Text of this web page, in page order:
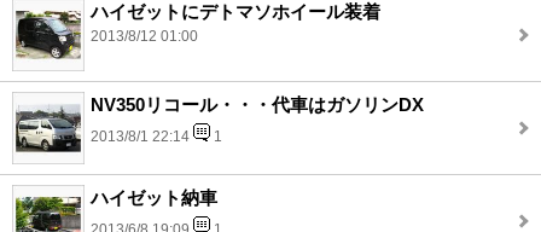
ハイゼットにデトマソホイール装着
2013/8/12 01:00
NV350リコール・・・代車はガソリンDX
2013/8/1 22:14 1
ハイゼット納車